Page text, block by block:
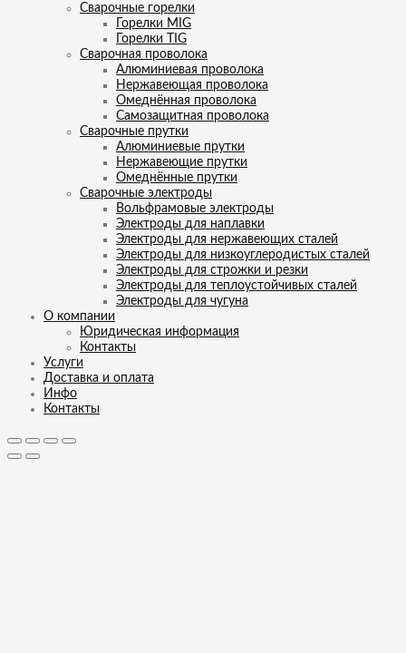
Сварочные горелки
Горелки MIG
Горелки TIG
Сварочная проволока
Алюминиевая проволока
Нержавеющая проволока
Омеднённая проволока
Самозащитная проволока
Сварочные прутки
Алюминиевые прутки
Нержавеющие прутки
Омеднённые прутки
Сварочные электроды
Вольфрамовые электроды
Электроды для наплавки
Электроды для нержавеющих сталей
Электроды для низкоуглеродистых сталей
Электроды для строжки и резки
Электроды для теплоустойчивых сталей
Электроды для чугуна
О компании
Юридическая информация
Контакты
Услуги
Доставка и оплата
Инфо
Контакты